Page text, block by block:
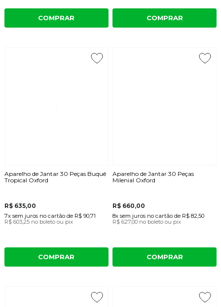
COMPRAR COMPRAR
Aparelho de Jantar 30 Peças Buquê
Tropical Oxford
R$ 635,00
7x sem juros no cartãode R$ 90,71
R$ 603,25 no boleto ou pix
COMPRAR
Aparelho de Jantar 30 Peças
Milenial Oxford
R$ 660,00
8x sem juros no cartão de R$ 82,50
R$ 627,00 no boleto ou pix
COMPRAR